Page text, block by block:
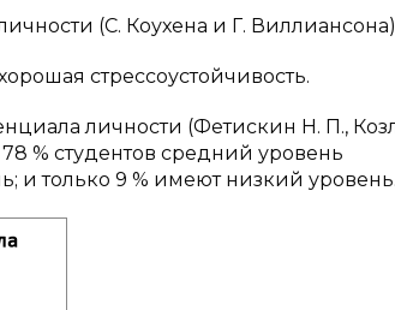
(С. Коухена и Г. Виллиансона)
стрессоустойчивость.
личности (Фетискин Н. П.,
% студентов средний уровень
и только 9 % имеют низкий уровень.